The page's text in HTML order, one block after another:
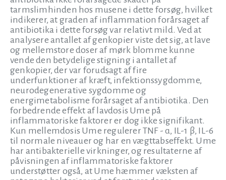
tarmslimhinden hos musene i dette forsøg, hvilket
indikerer, at graden af inflammation forårsaget af
antibiotika i dette forsøg var relativt mild. Ved at
analysere antallet af genkopier viste det sig, at lave
og mellemstore doser af mørk blomme kunne
vende den betydelige stigning i antallet af
genkopier, der var forudsagt af fire
underfunktioner af kræft, infektionssygdomme,
neurodegenerative sygdomme og
energimetabolisme forårsaget af antibiotika. Den
forbedrende effekt af lavdosis Ume på
inflammatoriske faktorer er dog ikke signifikant.
Kun mellemdosis Ume regulerer TNF - α, IL-1 β, IL-6
til normale niveauer og har en vægttabseffekt. Ume
har antibakterielle virkninger, og resultaterne af
påvisningen af inflammatoriske faktorer
understøtter også, at Ume hæmmer væksten af